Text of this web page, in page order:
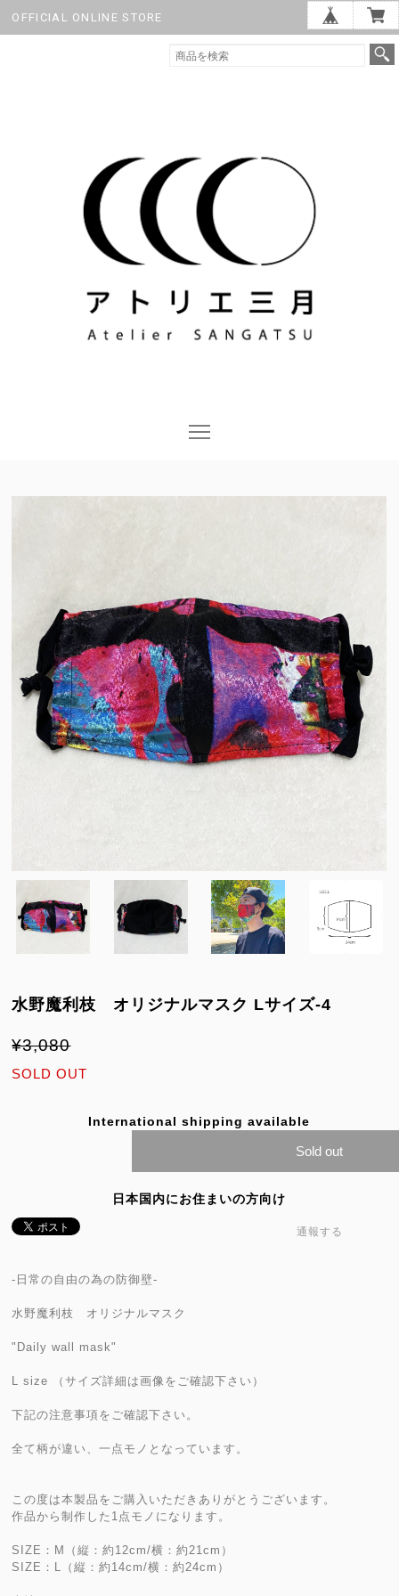
OFFICIAL ONLINE STORE
水野魔利枝 オリジナルマスク Lサイズ-4
¥3,080
SOLD OUT
International shipping available
Sold out
日本国内にお住まいの方向け
通報する
-日常の自由の為の防御壁-
水野魔利枝 オリジナルマスク
"Daily wall mask"
L size （サイズ詳細は画像をご確認下さい）
下記の注意事項をご確認下さい。
全て柄が違い、一点モノとなっています。
この度は本製品をご購入いただきありがとうございます。
作品から制作した1点モノになります。
SIZE：M（縦：約12cm/横：約21cm）
SIZE：L（縦：約14cm/横：約24cm）